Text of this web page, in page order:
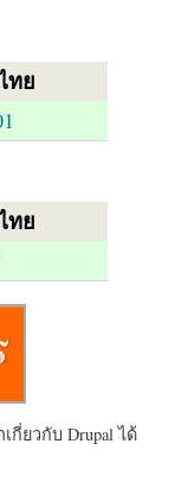
ทย
ทย
ยวกับ Drupal ได้